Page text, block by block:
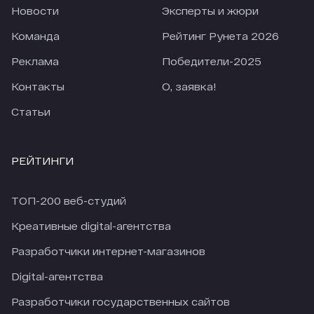
Новости
Команда
Реклама
Контакты
Статьи
РЕЙТИНГИ
ТОП-200 веб-студий
Креативные digital-агентства
Разработчики интернет-магазинов
Digital-агентства
Разработчики государственных сайтов
Эксперты и жюри
Рейтинг Рунета 2026
Победители-2025
О, заявка!